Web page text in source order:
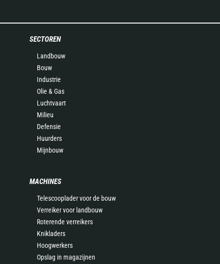
SECTOREN
Landbouw
Bouw
Industrie
Olie & Gas
Luchtvaart
Milieu
Defensie
Huurders
Mijnbouw
MACHINES
Telescooplader voor de bouw
Verreiker voor landbouw
Roterende verreikers
Knikladers
Hoogwerkers
Opslag in magazijnen